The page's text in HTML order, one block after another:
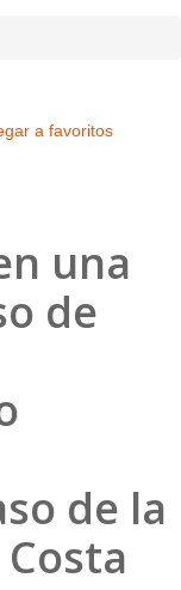
a favoritos
una
de
de la